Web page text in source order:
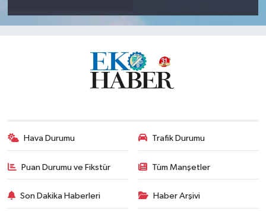
Hava Durumu Trafik Durumu
Puan Durumu ve Fikstür Tüm Manşetler
Son Dakika Haberleri Haber Arşivi